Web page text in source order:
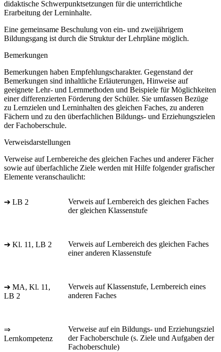
didaktische Schwerpunktsetzungen für die unterrichtliche
Erarbeitung der Lerninhalte.
Eine gemeinsame Beschulung von ein- und zweijährigem
Bildungsgang ist durch die Struktur der Lehrpläne möglich.
Bemerkungen
Bemerkungen haben Empfehlungscharakter. Gegenstand der
Bemerkungen sind inhaltliche Erläuterungen, Hinweise auf
geeignete Lehr- und Lernmethoden und Beispiele für Möglichkeiten
einer differenzierten Förderung der Schüler. Sie umfassen Bezüge
zu Lernzielen und Lerninhalten des gleichen Faches, zu anderen
Fächern und zu den überfachlichen Bildungs- und Erziehungszielen
der Fachoberschule.
Verweisdarstellungen
Verweise auf Lernbereiche des gleichen Faches und anderer Fächer
sowie auf überfachliche Ziele werden mit Hilfe folgender grafischer
Elemente veranschaulicht:
➔ LB 2
Verweis auf Lernbereich des gleichen Faches
der gleichen Klassenstufe
➔ Kl. 11, LB 2
Verweis auf Lernbereich des gleichen Faches
einer anderen Klassenstufe
➔ MA, Kl. 11,
LB 2
Verweis auf Klassenstufe, Lernbereich eines
anderen Faches
⇒
Lernkompetenz
Verweise auf ein Bildungs- und Erziehungsziel
der Fachoberschule (s. Ziele und Aufgaben der
Fachoberschule)